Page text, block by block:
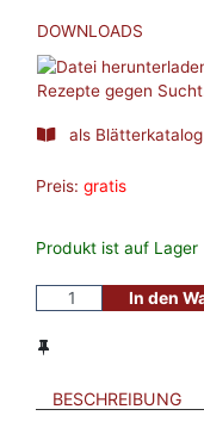
DOWNLOADS
Rezepte gegen
als
Preis: gratis
Produkt ist auf Lager
In den
BESCHREIBUNG